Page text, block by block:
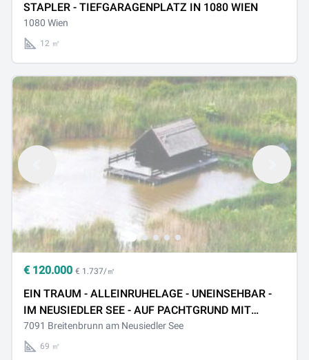
STAPLER - TIEFGARAGENPLATZ IN 1080 WIEN
1080 Wien
12 ㎡
€ 120.000 € 1.737/㎡
EIN TRAUM - ALLEINRUHELAGE - UNEINSEHBAR -
IM NEUSIEDLER SEE - AUF PACHTGRUND MIT
YACHTHAFEN BOOTSANLEGEPLATZ
7091 Breitenbrunn am Neusiedler See
69 ㎡